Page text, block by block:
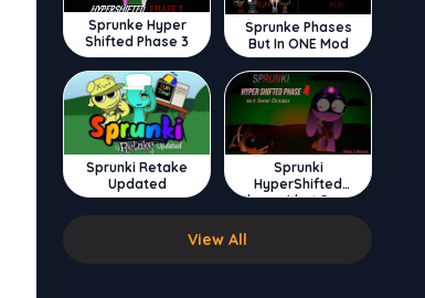
Sprunke Hyper
Shifted Phase 3
Sprunke Phases
But In ONE Mod
Sprunki Retake
Updated
Sprunki
HyperShifted
Phase 4 but Swap
Double
View All